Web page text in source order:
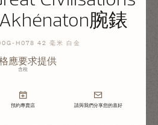
腕錶
H078 42 毫米 白金
應要求提供
含稅
預約專賣店 請與我們分享您的喜好